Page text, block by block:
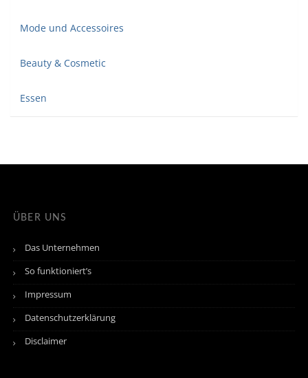
Mode und Accessoires
Beauty & Cosmetic
Essen
ÜBER UNS
Das Unternehmen
So funktioniert’s
Impressum
Datenschutzerklärung
Disclaimer